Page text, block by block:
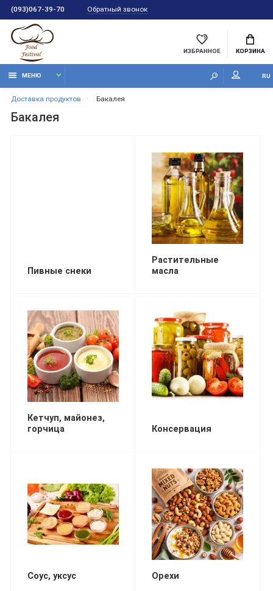
(093)067-39-70 Обратный звонок
ИЗБРАННОЕ КОРЗИНА
МЕНЮ RU
Доставка продуктов Бакалея
Бакалея
Пивные снеки
Растительные
масла
Кетчуп, майонез,
горчица
Консервация
Соус, уксус Орехи